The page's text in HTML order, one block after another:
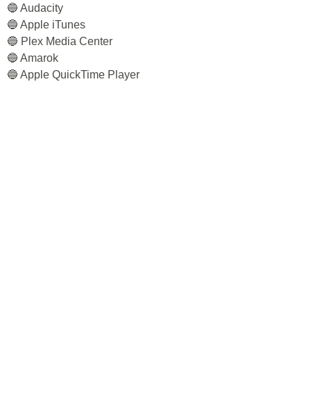
🔵 Audacity
🔵 Apple iTunes
🔵 Plex Media Center
🔵 Amarok
🔵 Apple QuickTime Player